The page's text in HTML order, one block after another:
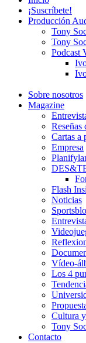
campo
búsqueda
¡Suscríbete!
Producción
Tony
Tony
Podcast
Sobre nosotros
Magazine
Reseñas
Cartas a
Empresa
Flash
Noticias
Vídeo-
Los 4
Cultura
Tony
Contacto